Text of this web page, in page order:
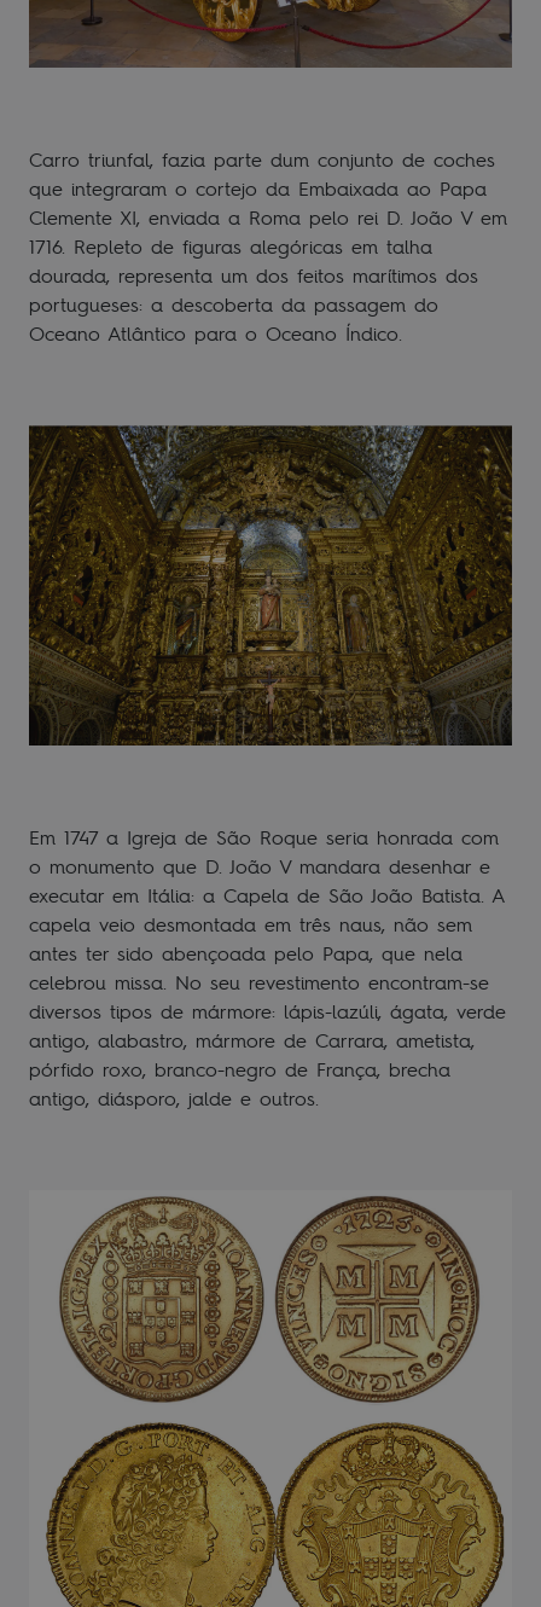
Carro triunfal, fazia parte dum conjunto de coches
que integraram o cortejo da Embaixada ao Papa
Clemente XI, enviada a Roma pelo rei D. João V em
1716. Repleto de figuras alegóricas em talha
dourada, representa um dos feitos marítimos dos
portugueses: a descoberta da passagem do
Oceano Atlântico para o Oceano Índico.
Em 1747 a Igreja de São Roque seria honrada com
o monumento que D. João V mandara desenhar e
executar em Itália: a Capela de São João Batista. A
capela veio desmontada em três naus, não sem
antes ter sido abençoada pelo Papa, que nela
celebrou missa. No seu revestimento encontram-se
diversos tipos de mármore: lápis-lazúli, ágata, verde
antigo, alabastro, mármore de Carrara, ametista,
pórfido roxo, branco-negro de França, brecha
antigo, diásporo, jalde e outros.